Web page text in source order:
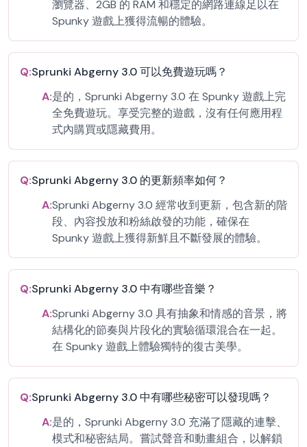
瀏覽器、2GB 的 RAM 和穩定的網路連線足以在
Spunky 遊戲上獲得流暢的體驗。
Q:Sprunki Abgerny 3.0 可以免費遊玩嗎？
A:是的，Sprunki Abgerny 3.0 在 Spunky 遊戲上完
全免費遊玩。享受完整的遊戲，沒有任何應用程
式內購買或隱藏費用。
Q:Sprunki Abgerny 3.0 的更新頻率如何？
A:Sprunki Abgerny 3.0 經常收到更新，包含新的階
段、內容投放和粉絲啟發的功能，確保在
Spunky 遊戲上獲得新鮮且不斷發展的體驗。
Q:Sprunki Abgerny 3.0 中有哪些音樂？
A:Sprunki Abgerny 3.0 具有抽象和情感的音景，將
結構化的節奏與片段化的實驗循環混合在一起。
在 Spunky 遊戲上體驗獨特的復古美學。
Q:Sprunki Abgerny 3.0 中有哪些秘密可以發現嗎？
A:是的，Sprunki Abgerny 3.0 充滿了隱藏的連擊、
模式和秘密結局。嘗試聲音和動畫組合，以解鎖